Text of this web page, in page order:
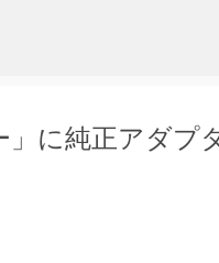
に純正アダプ